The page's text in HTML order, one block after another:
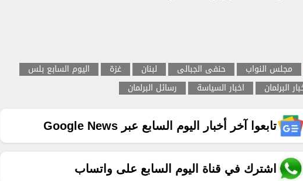
مجلس النواب حنفى الجبالى لبنان غزة
اليوم السابع بلس
البرلمان
اخبار السياسة رسائل البرلمان
تابعوا آخر أخبار اليوم السابع عبر Google News
اشترك في قناة اليوم السابع على واتساب